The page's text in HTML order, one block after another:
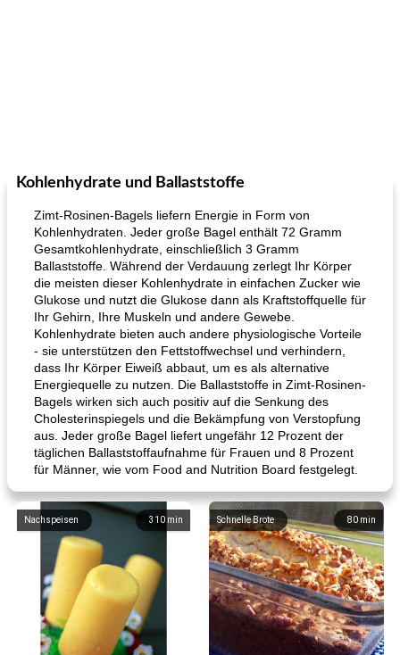
Kohlenhydrate und Ballaststoffe
Zimt-Rosinen-Bagels liefern Energie in Form von
Kohlenhydraten. Jeder große Bagel enthält 72 Gramm
Gesamtkohlenhydrate, einschließlich 3 Gramm
Ballaststoffe. Während der Verdauung zerlegt Ihr Körper
die meisten dieser Kohlenhydrate in einfachen Zucker wie
Glukose und nutzt die Glukose dann als Kraftstoffquelle für
Ihr Gehirn, Ihre Muskeln und andere Gewebe.
Kohlenhydrate bieten auch andere physiologische Vorteile
- sie unterstützen den Fettstoffwechsel und verhindern,
dass Ihr Körper Eiweiß abbaut, um es als alternative
Energiequelle zu nutzen. Die Ballaststoffe in Zimt-Rosinen-
Bagels wirken sich auch positiv auf die Senkung des
Cholesterinspiegels und die Bekämpfung von Verstopfung
aus. Jeder große Bagel liefert ungefähr 12 Prozent der
täglichen Ballaststoffaufnahme für Frauen und 8 Prozent
für Männer, wie vom Food and Nutrition Board festgelegt.
310 min
Nachspeisen 80 min
Schnelle Brote